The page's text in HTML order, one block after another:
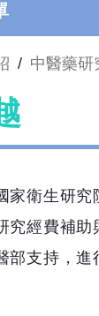
/ 中醫藥研
家衛生研究
究經費補助
部支持，